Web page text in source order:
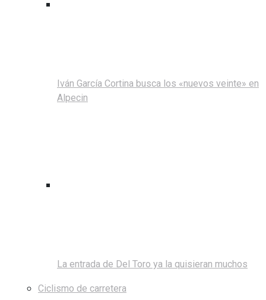
Iván García Cortina busca los «nuevos veinte» en
Alpecin
La entrada de Del Toro ya la quisieran muchos
Ciclismo de carretera